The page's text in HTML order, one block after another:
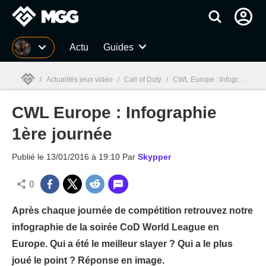
MGG Actu Guides
MGG
/ Actualités jeux vidéo / Call of Duty / CWL Europe : Infographie 1ère journée
CWL Europe : Infographie
1ère journée
Publié le 13/01/2016 à 19:10 Par Skypper
0
Après chaque journée de compétition retrouvez notre
infographie de la soirée CoD World League en
Europe. Qui a été le meilleur slayer ? Qui a le plus
joué le point ? Réponse en image.